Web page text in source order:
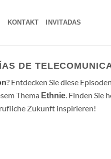
KONTAKT INVITADAS
DE
? Entdecken Sie diese
Thema Ethnie. Finden Sie
Zukunft inspirieren!